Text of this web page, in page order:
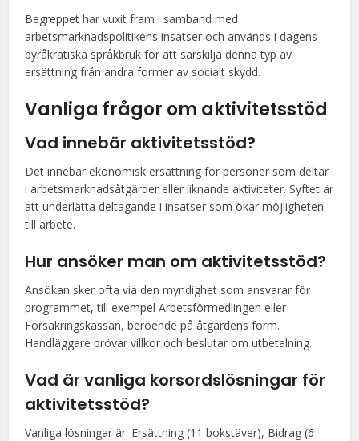
Begreppet har vuxit fram i samband med
arbetsmarknadspolitikens insatser och används i dagens
byråkratiska språkbruk för att särskilja denna typ av
ersättning från andra former av socialt skydd.
Vanliga frågor om aktivitetsstöd
Vad innebär aktivitetsstöd?
Det innebär ekonomisk ersättning för personer som deltar
i arbetsmarknadsåtgärder eller liknande aktiviteter. Syftet är
att underlätta deltagande i insatser som ökar möjligheten
till arbete.
Hur ansöker man om aktivitetsstöd?
Ansökan sker ofta via den myndighet som ansvarar för
programmet, till exempel Arbetsförmedlingen eller
Försäkringskassan, beroende på åtgärdens form.
Handläggare prövar villkor och beslutar om utbetalning.
Vad är vanliga korsordslösningar för
aktivitetsstöd?
Vanliga lösningar är: Ersättning (11 bokstäver), Bidrag (6